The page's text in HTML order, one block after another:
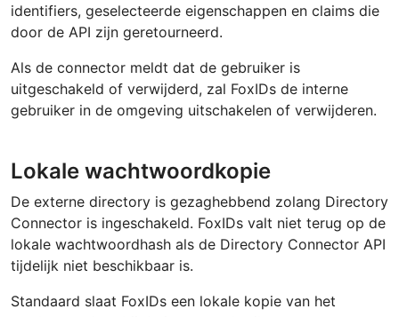
identifiers, geselecteerde eigenschappen en claims die
door de API zijn geretourneerd.
Als de connector meldt dat de gebruiker is
uitgeschakeld of verwijderd, zal FoxIDs de interne
gebruiker in de omgeving uitschakelen of verwijderen.
Lokale wachtwoordkopie
De externe directory is gezaghebbend zolang Directory
Connector is ingeschakeld. FoxIDs valt niet terug op de
lokale wachtwoordhash als de Directory Connector API
tijdelijk niet beschikbaar is.
Standaard slaat FoxIDs een lokale kopie van het